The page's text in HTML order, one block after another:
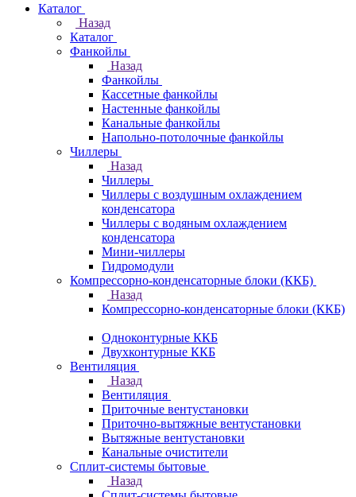
Каталог
Назад
Каталог
Фанкойлы
Назад
Фанкойлы
Кассетные фанкойлы
Настенные фанкойлы
Канальные фанкойлы
Напольно-потолочные фанкойлы
Чиллеры
Назад
Чиллеры
Чиллеры с воздушным охлаждением
конденсатора
Чиллеры с водяным охлаждением
конденсатора
Мини-чиллеры
Гидромодули
Компрессорно-конденсаторные блоки (ККБ)
Назад
Компрессорно-конденсаторные блоки (ККБ)
Одноконтурные ККБ
Двухконтурные ККБ
Вентиляция
Назад
Вентиляция
Приточные вентустановки
Приточно-вытяжные вентустановки
Вытяжные вентустановки
Канальные очистители
Сплит-системы бытовые
Назад